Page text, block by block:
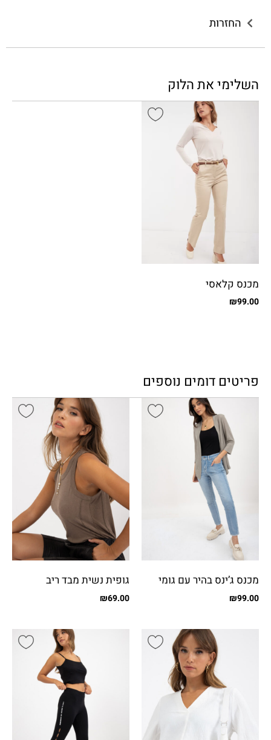
החזרות
השלימי את הלוק
מכנס קלאסי
₪99.00
פריטים דומים נוספים
מכנס ג’ינס בהיר עם גומי
בגב ₪99.00
גופית נשית מבד ריב
₪69.00